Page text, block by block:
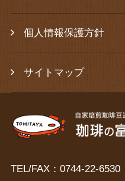
個人情報保護方針
サイトマップ
TEL/FAX：0744-22-